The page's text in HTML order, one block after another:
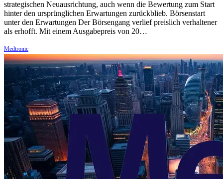
strategischen Neuausrichtung, auch wenn die Bewertung zum Start
hinter den ursprünglichen Erwartungen zurückblieb. Börsenstart
unter den Erwartungen Der Börsengang verlief preislich verhaltener
als erhofft. Mit einem Ausgabepreis von 20…
Medtronic